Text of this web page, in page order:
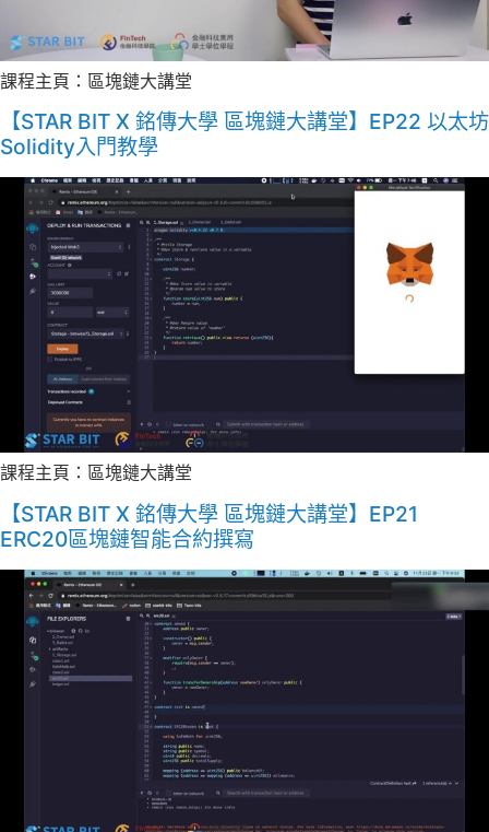
課程主頁：區塊鏈大講堂
【STAR BIT X 銘傳大學 區塊鏈大講堂】EP22 以太坊
Solidity入門教學
課程主頁：區塊鏈大講堂
【STAR BIT X 銘傳大學 區塊鏈大講堂】EP21
ERC20區塊鏈智能合約撰寫